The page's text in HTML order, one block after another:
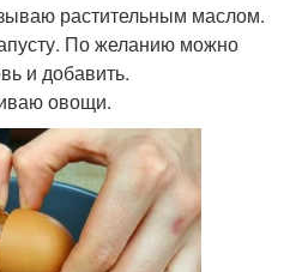
растительным маслом.
По желанию можно
и добавить.
овощи.